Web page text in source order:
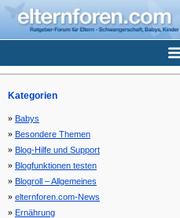
Kategorien
Babys
Besondere Themen
Blog-Hilfe und Support
Blogfunktionen testen
Blogroll – Allgemeines
elternforen.com-News
Ernährung